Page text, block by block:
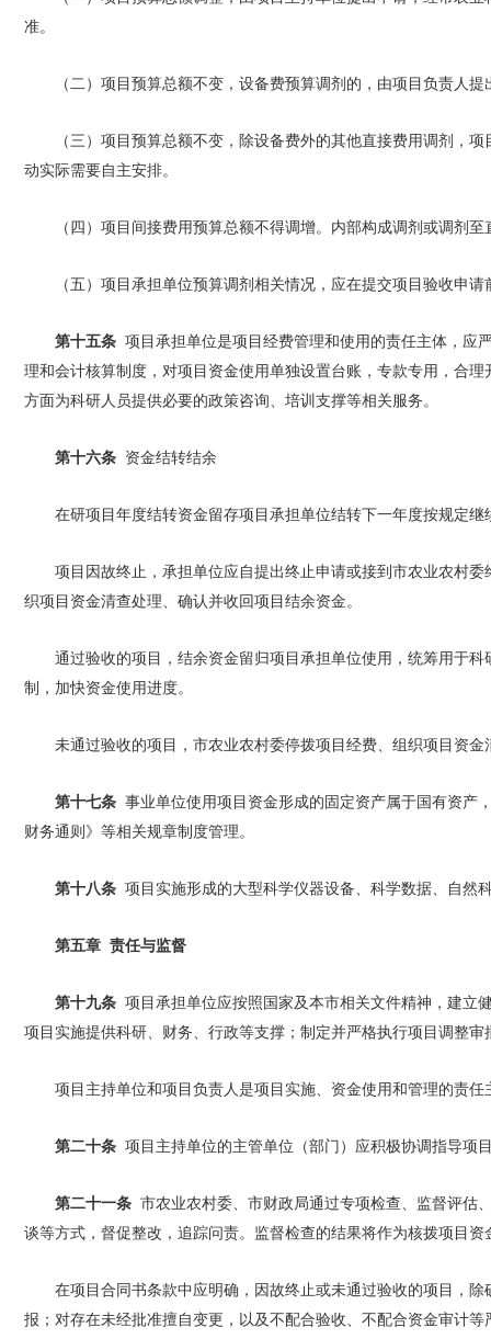
准。
（二）项目预算总额不变，设备费预算调剂的，由项目负责人
（三）项目预算总额不变，除设备费外的其他直接费用调剂，
动实际需要自主安排。
（四）项目间接费用预算总额不得调增。内部构成调剂或调剂
（五）项目承担单位预算调剂相关情况，应在提交项目验收申
第十五条 项目承担单位是项目经费管理和使用的责任主体，应
理和会计核算制度，对项目资金使用单独设置台账，专款专用，合
方面为科研人员提供必要的政策咨询、培训支撑等相关服务。
第十六条 资金结转结余
在研项目年度结转资金留存项目承担单位结转下一年度按规
项目因故终止，承担单位应自提出终止申请或接到市农业农村
织项目资金清查处理、确认并收回项目结余资金。
通过验收的项目，结余资金留归项目承担单位使用，统筹用于
制，加快资金使用进度。
未通过验收的项目，市农业农村委停拨项目经费、组织项目资
第十七条 事业单位使用项目资金形成的固定资产属于国有资产
财务通则》等相关规章制度管理。
第十八条 项目实施形成的大型科学仪器设备、科学数据、自然
第五章 责任与监督
第十九条 项目承担单位应按照国家及本市相关文件精神，建立
项目实施提供科研、财务、行政等支撑；制定并严格执行项目调整
项目主持单位和项目负责人是项目实施、资金使用和管理的责
第二十条 项目主持单位的主管单位（部门）应积极协调指导项
第二十一条 市农业农村委、市财政局通过专项检查、监督评估
谈等方式，督促整改，追踪问责。监督检查的结果将作为核拨项目
在项目合同书条款中应明确，因故终止或未通过验收的项目，
报；对存在未经批准擅自变更，以及不配合验收、不配合资金审计